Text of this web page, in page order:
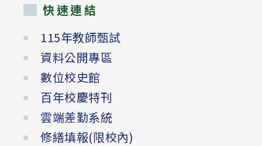
快速連結
115年教師甄試
資料公開專區
數位校史館
百年校慶特刊
雲端差勤系統
修繕填報(限校內)